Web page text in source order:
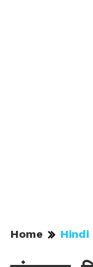
Home Hindi